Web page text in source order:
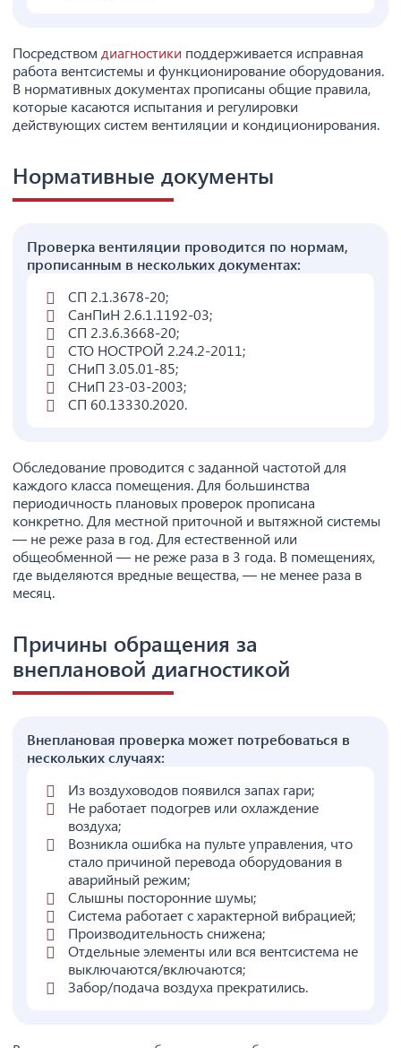
Посредством диагностики поддерживается исправная
работа вентсистемы и функционирование оборудования.
В нормативных документах прописаны общие правила,
которые касаются испытания и регулировки
действующих систем вентиляции и кондиционирования.
Нормативные документы
Проверка вентиляции проводится по нормам,
прописанным в нескольких документах:
СП 2.1.3678-20;
СанПиН 2.6.1.1192-03;
СП 2.3.6.3668-20;
СТО НОСТРОЙ 2.24.2-2011;
СНиП 3.05.01-85;
СНиП 23-03-2003;
СП 60.13330.2020.
Обследование проводится с заданной частотой для
каждого класса помещения. Для большинства
периодичность плановых проверок прописана
конкретно. Для местной приточной и вытяжной системы
— не реже раза в год. Для естественной или
общеобменной — не реже раза в 3 года. В помещениях,
где выделяются вредные вещества, — не менее раза в
месяц.
Причины обращения за
внеплановой диагностикой
Внеплановая проверка может потребоваться в
нескольких случаях:
Из воздуховодов появился запах гари;
Не работает подогрев или охлаждение
воздуха;
Возникла ошибка на пульте управления, что
стало причиной перевода оборудования в
аварийный режим;
Слышны посторонние шумы;
Система работает с характерной вибрацией;
Производительность снижена;
Отдельные элементы или вся вентсистема не
выключаются/включаются;
Забор/подача воздуха прекратились.